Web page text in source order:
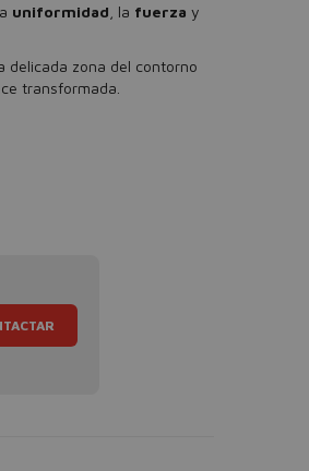
uniformidad , la fuerza y
delicada zona del contorno
transformada.